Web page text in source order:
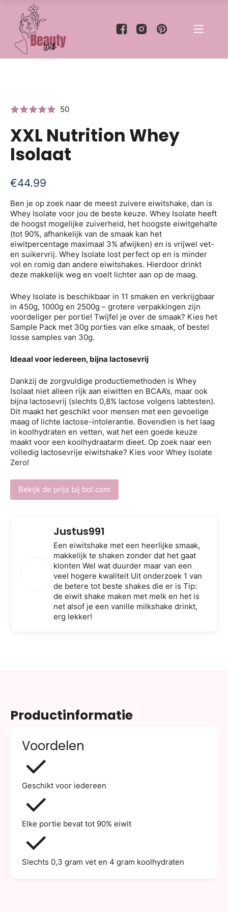
50
XXL Nutrition Whey
Isolaat
€44.99
Ben je op zoek naar de meest zuivere eiwitshake, dan is
Whey Isolate voor jou de beste keuze. Whey Isolate heeft
de hoogst mogelijke zuiverheid, het hoogste eiwitgehalte
(tot 90%, afhankelijk van de smaak kan het
eiwitpercentage maximaal 3% afwijken) en is vrijwel vet-
en suikervrij. Whey Isolate lost perfect op en is minder
vol en romig dan andere eiwitshakes. Hierdoor drinkt
deze makkelijk weg en voelt lichter aan op de maag.
Whey Isolate is beschikbaar in 11 smaken en verkrijgbaar
in 450g, 1000g en 2500g – grotere verpakkingen zijn
voordeliger per portie! Twijfel je over de smaak? Kies het
Sample Pack met 30g porties van elke smaak, of bestel
losse samples van 30g.
Ideaal voor iedereen, bijna lactosevrij
Dankzij de zorgvuldige productiemethoden is Whey
Isolaat niet alleen rijk aan eiwitten en BCAA’s, maar ook
bijna lactosevrij (slechts 0,8% lactose volgens labtesten).
Dit maakt het geschikt voor mensen met een gevoelige
maag of lichte lactose-intolerantie. Bovendien is het laag
in koolhydraten en vetten, wat het een goede keuze
maakt voor een koolhydraatarm dieet. Op zoek naar een
volledig lactosevrije eiwitshake? Kies voor Whey Isolate
Zero!
Bekijk de prijs bij bol.com
Justus991
Een eiwitshake met een heerlijke smaak,
makkelijk te shaken zonder dat het gaat
klonten Wel wat duurder maar van een
veel hogere kwaliteit Uit onderzoek 1 van
de betere tot beste shakes die er is Tip:
de eiwit shake maken met melk en het is
net alsof je een vanille milkshake drinkt,
erg lekker!
Productinformatie
Voordelen
Geschikt voor iedereen
Elke portie bevat tot 90% eiwit
Slechts 0,3 gram vet en 4 gram koolhydraten